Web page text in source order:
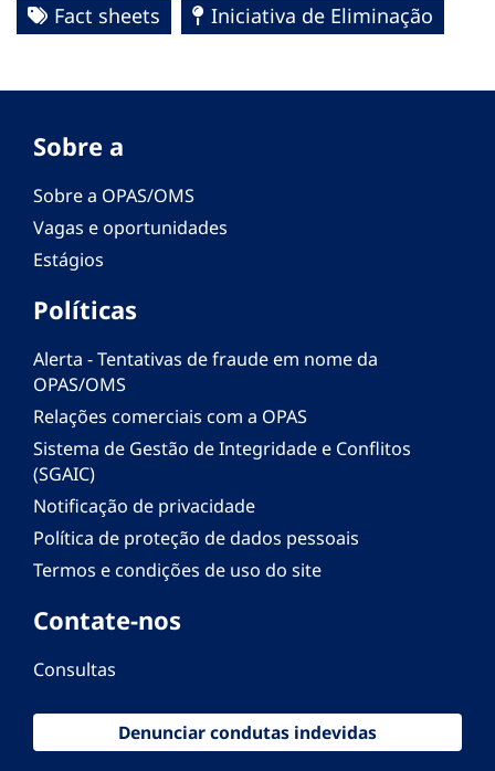
Fact sheets
Iniciativa de Eliminação
Sobre a
Sobre a OPAS/OMS
Vagas e oportunidades
Estágios
Políticas
Alerta - Tentativas de fraude em nome da
OPAS/OMS
Relações comerciais com a OPAS
Sistema de Gestão de Integridade e Conflitos
(SGAIC)
Notificação de privacidade
Política de proteção de dados pessoais
Termos e condições de uso do site
Contate-nos
Consultas
Denunciar condutas indevidas